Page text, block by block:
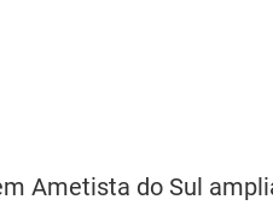
Ametista do Sul